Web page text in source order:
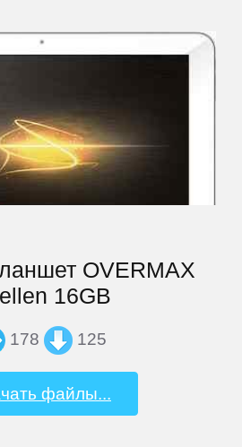
OVERMAX
16GB
178 125
файлы...